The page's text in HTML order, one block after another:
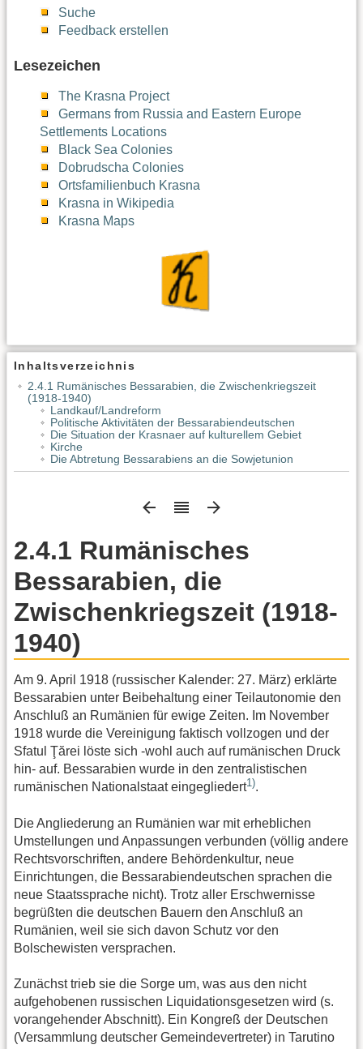
Suche
Feedback erstellen
Lesezeichen
The Krasna Project
Germans from Russia and Eastern Europe
Settlements Locations
Black Sea Colonies
Dobrudscha Colonies
Ortsfamilienbuch Krasna
Krasna in Wikipedia
Krasna Maps
Inhaltsverzeichnis
2.4.1 Rumänisches Bessarabien, die Zwischenkriegszeit
(1918-1940)
Landkauf/Landreform
Politische Aktivitäten der Bessarabiendeutschen
Die Situation der Krasnaer auf kulturellem Gebiet
Kirche
Die Abtretung Bessarabiens an die Sowjetunion
2.4.1 Rumänisches
Bessarabien, die
Zwischenkriegszeit (1918-
1940)
Am 9. April 1918 (russischer Kalender: 27. März) erklärte
Bessarabien unter Beibehaltung einer Teilautonomie den
Anschluß an Rumänien für ewige Zeiten. Im November
1918 wurde die Vereinigung faktisch vollzogen und der
Sfatul Ţărei löste sich -wohl auch auf rumänischen Druck
hin- auf. Bessarabien wurde in den zentralistischen
rumänischen Nationalstaat eingegliedert1).
Die Angliederung an Rumänien war mit erheblichen
Umstellungen und Anpassungen verbunden (völlig andere
Rechtsvorschriften, andere Behördenkultur, neue
Einrichtungen, die Bessarabiendeutschen sprachen die
neue Staatssprache nicht). Trotz aller Erschwernisse
begrüßten die deutschen Bauern den Anschluß an
Rumänien, weil sie sich davon Schutz vor den
Bolschewisten versprachen.
Zunächst trieb sie die Sorge um, was aus den nicht
aufgehobenen russischen Liquidationsgesetzen wird (s.
vorangehender Abschnitt). Ein Kongreß der Deutschen
(Versammlung deutscher Gemeindevertreter) in Tarutino